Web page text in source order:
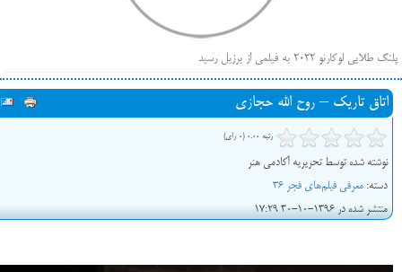
پلنگ طلایی لوکارنو ۲۰۲۲ به فیلمی از برزیل رسید
فهرست فیلم‌های بخش مسابقه جشنواره فیلم ونیز ۲۰۲۲ مشخص شد، سهم پررنگ ایرانی‌ها
بیرون راندن فیلم‌های منتسب به حامیان کرملین از جشنواره کن، راه برای مستقل‌ها باز است
اتاق تاریک – روح الله حجازی
رتبه 0.00 (0 رای)
نوشته شده توسط تحریریه آکادمی هنر
دسته: معرفی فیلم‌های فجر 36
منتشر شده در 1396-10-30 17:29